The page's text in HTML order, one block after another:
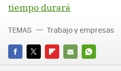
tiempo durará
FACEBOOK
TWITTERFLIPBOARD
E-
WHATSAPP
TEMAS Trabajo y empresas